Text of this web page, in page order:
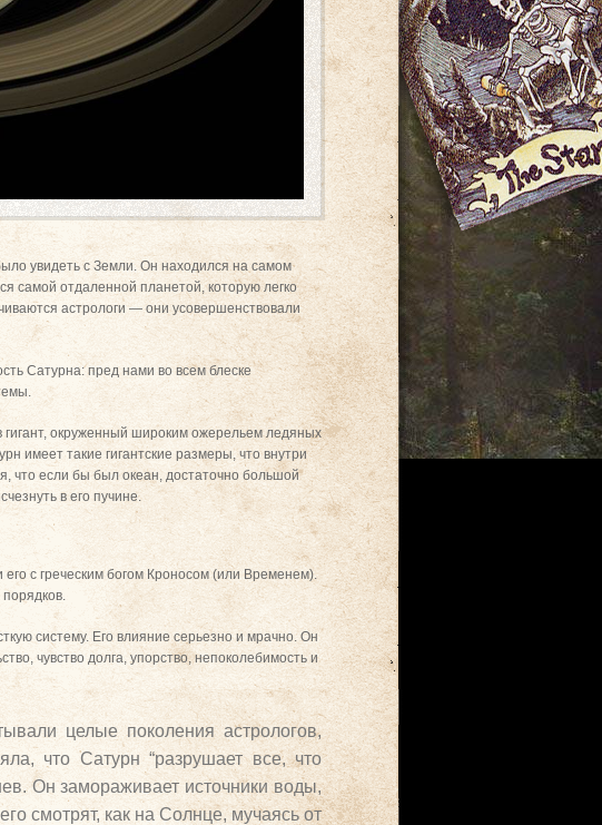
увидеть с Земли. Он находился на самом
самой отдаленной планетой, которую легко
астрологи — они усовершенствовали
Сатурна: пред нами во всем блеске
окруженный широким ожерельем ледяных
имеет такие гигантские размеры, что внутри
что если бы был океан, достаточно большой
в его пучине.
с греческим богом Кроносом (или Временем).
систему. Его влияние серьезно и мрачно. Он
чувство долга, упорство, непоколебимость и
целые поколения астрологов,
что Сатурн “разрушает все, что
Он замораживает источники воды,
смотрят, как на Солнце, мучаясь от